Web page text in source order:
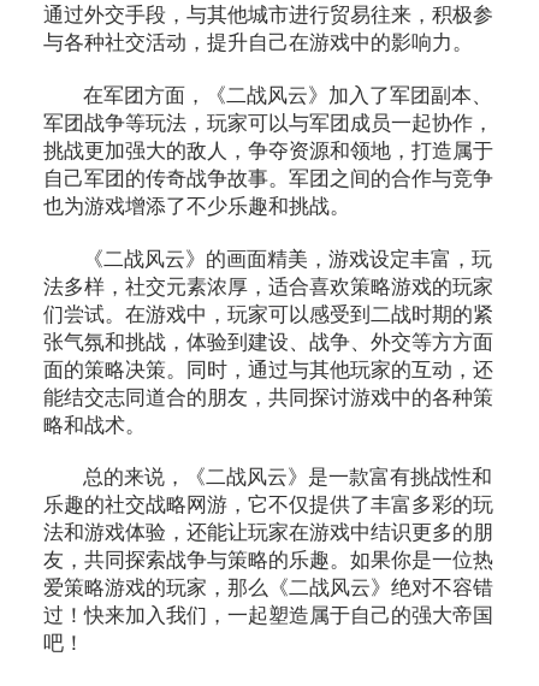
通过外交手段，与其他城市进行贸易往来，积极参
与各种社交活动，提升自己在游戏中的影响力。
在军团方面，《二战风云》加入了军团副本、
军团战争等玩法，玩家可以与军团成员一起协作，
挑战更加强大的敌人，争夺资源和领地，打造属于
自己军团的传奇战争故事。军团之间的合作与竞争
也为游戏增添了不少乐趣和挑战。
《二战风云》的画面精美，游戏设定丰富，玩
法多样，社交元素浓厚，适合喜欢策略游戏的玩家
们尝试。在游戏中，玩家可以感受到二战时期的紧
张气氛和挑战，体验到建设、战争、外交等方方面
面的策略决策。同时，通过与其他玩家的互动，还
能结交志同道合的朋友，共同探讨游戏中的各种策
略和战术。
总的来说，《二战风云》是一款富有挑战性和
乐趣的社交战略网游，它不仅提供了丰富多彩的玩
法和游戏体验，还能让玩家在游戏中结识更多的朋
友，共同探索战争与策略的乐趣。如果你是一位热
爱策略游戏的玩家，那么《二战风云》绝对不容错
过！快来加入我们，一起塑造属于自己的强大帝国
吧！